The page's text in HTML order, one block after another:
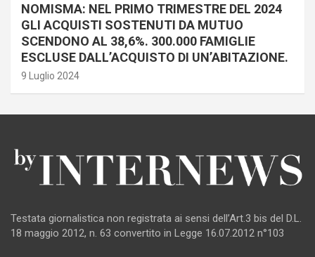
NOMISMA: NEL PRIMO TRIMESTRE DEL 2024
GLI ACQUISTI SOSTENUTI DA MUTUO
SCENDONO AL 38,6%. 300.000 FAMIGLIE
ESCLUSE DALL’ACQUISTO DI UN’ABITAZIONE.
9 Luglio 2024
Testata giornalistica non registrata ai sensi dell’Art.3 bis del D.L.
18 maggio 2012, n. 63 convertito in Legge 16.07.2012 n°103